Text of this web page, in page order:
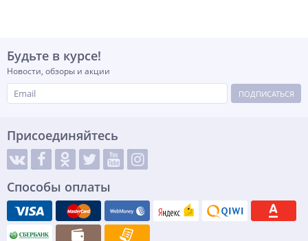
Будьте в курсе!
Новости, обзоры и акции
ПОДПИСАТЬСЯ
Присоединяйтесь
Способы оплаты